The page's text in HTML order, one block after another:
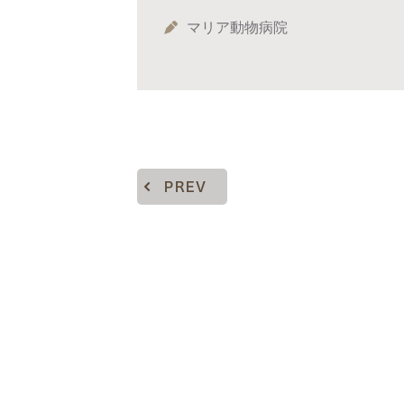
マリア動物病院
PREV